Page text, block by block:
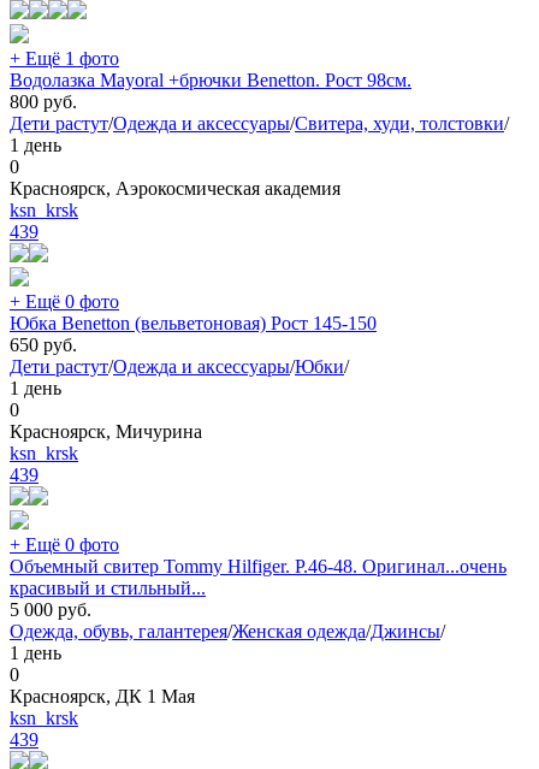
+ Ещё 1 фото
Водолазка Mayoral +брючки Benetton. Рост 98см.
800 руб.
Дети растут/Одежда и аксессуары/Свитера, худи, толстовки/
1 день
0
Красноярск, Аэрокосмическая академия
ksn_krsk
439
+ Ещё 0 фото
Юбка Benetton (вельветоновая) Рост 145-150
650 руб.
Дети растут/Одежда и аксессуары/Юбки/
1 день
0
Красноярск, Мичурина
ksn_krsk
439
+ Ещё 0 фото
Объемный свитер Tommy Hilfiger. Р.46-48. Оригинал...очень
красивый и стильный...
5 000 руб.
Одежда, обувь, галантерея/Женская одежда/Джинсы/
1 день
0
Красноярск, ДК 1 Мая
ksn_krsk
439